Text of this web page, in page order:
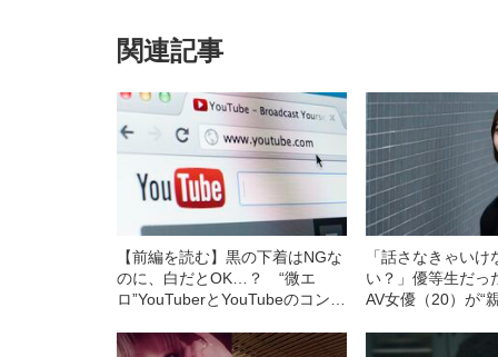
関連記事
【前編を読む】黒の下着はNGな
のに、白だとOK…？ “微エ
ロ”YouTuberとYouTubeのコンプ
「話さなきゃい
い？」優等生だっ
AV女優（20）が“